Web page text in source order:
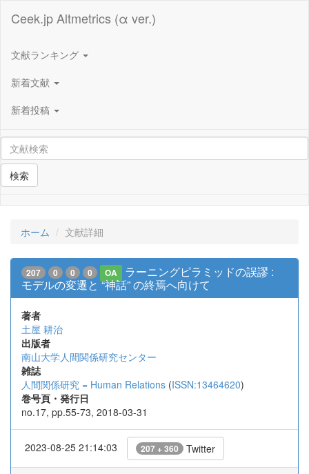
Ceek.jp Altmetrics (α ver.)
文献ランキング
新着文献
新着投稿
検索
ホーム 文献詳細
207 0 0 0 OA
ラーニングピラミッドの誤謬 :
モデルの変遷と “神話” の終焉へ向けて
著者
土屋 耕治
出版者
南山大学人間関係研究センター
雑誌
人間関係研究 = Human Relations (ISSN:13464620)
巻号頁・発行日
no.17, pp.55-73, 2018-03-31
2023-08-25 21:14:03 207 + 360 Twitter